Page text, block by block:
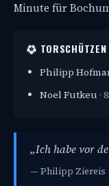
Minute für
TORSCHÜTZEN
Philipp
Noel Futkeu ·
„Ich habe vor
— Philipp Ziereis